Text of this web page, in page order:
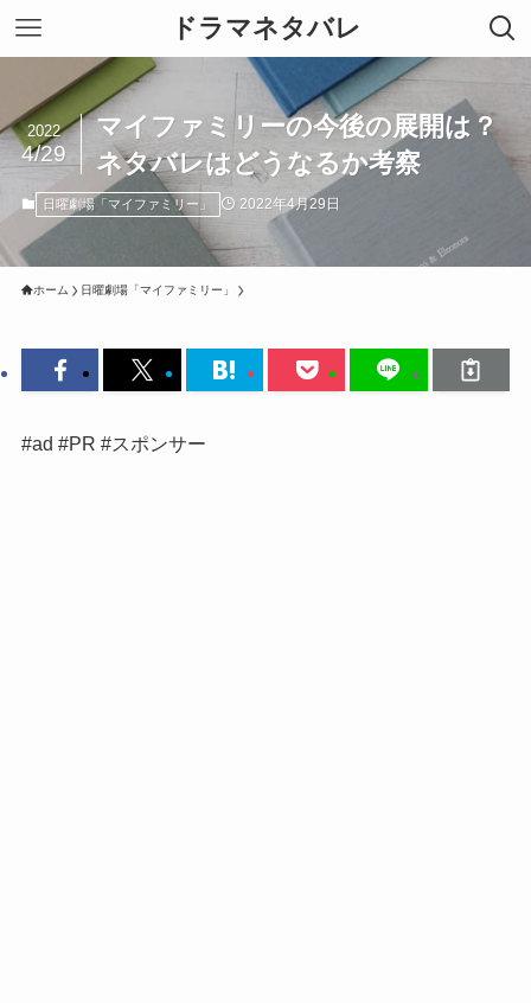
ドラマネタバレ
マイファミリーの今後の展開は？
ネタバレはどうなるか考察
2022
4/29
日曜劇場「マイファミリー」 2022年4月29日
ホーム 日曜劇場「マイファミリー」
#ad #PR #スポンサー